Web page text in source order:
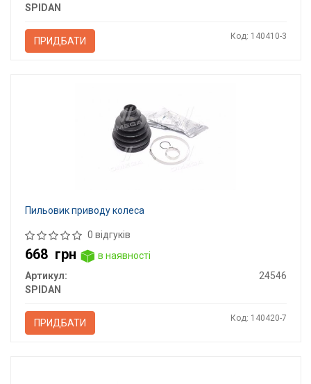
SPIDAN
ПРИДБАТИ Код: 140410-3
Пильовик приводу колеса
0 відгуків
668 грн
в наявності
Артикул:
24546
SPIDAN
ПРИДБАТИ Код: 140420-7